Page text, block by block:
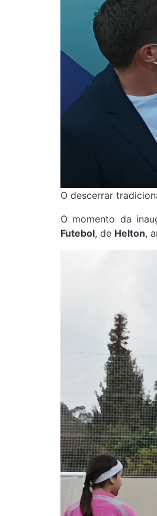
O descerrar
O momento da
Futebol, de Helton,